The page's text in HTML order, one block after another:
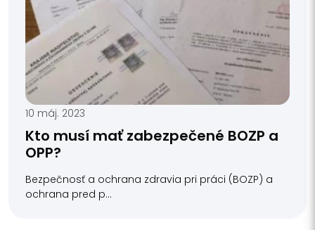
10 máj. 2023
Kto musí mať zabezpečené BOZP a
OPP?
Bezpečnosť a ochrana zdravia pri práci (BOZP) a
ochrana pred p...